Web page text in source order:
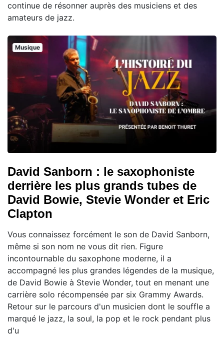
continue de résonner auprès des musiciens et des
amateurs de jazz.
Musique
David Sanborn : le saxophoniste
derrière les plus grands tubes de
David Bowie, Stevie Wonder et Eric
Clapton
Vous connaissez forcément le son de David Sanborn,
même si son nom ne vous dit rien. Figure
incontournable du saxophone moderne, il a
accompagné les plus grandes légendes de la musique,
de David Bowie à Stevie Wonder, tout en menant une
carrière solo récompensée par six Grammy Awards.
Retour sur le parcours d'un musicien dont le souffle a
marqué le jazz, la soul, la pop et le rock pendant plus
d'u